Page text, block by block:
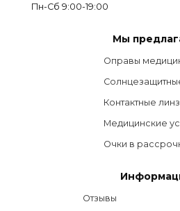
Пн-Сб 9:00-19:00
Мы
Оправы
Контактные
Медицинские
Очки в
Отзывы